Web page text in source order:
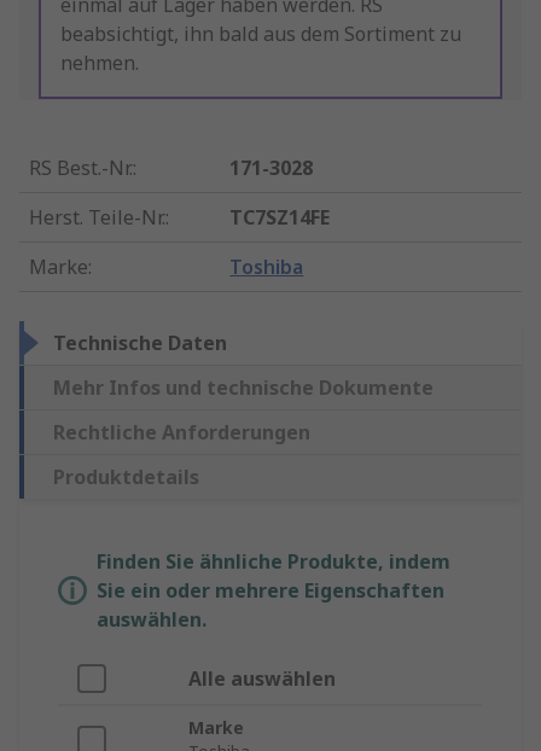
einmal auf Lager haben werden. RS
beabsichtigt, ihn bald aus dem Sortiment zu
nehmen.
RS Best.-Nr.:
171-3028
Herst. Teile-Nr.:
TC7SZ14FE
Marke: Toshiba
Technische Daten
Mehr Infos und technische Dokumente
Rechtliche Anforderungen
Produktdetails
Finden Sie ähnliche Produkte, indem
Sie ein oder mehrere Eigenschaften
auswählen.
Alle auswählen
Marke